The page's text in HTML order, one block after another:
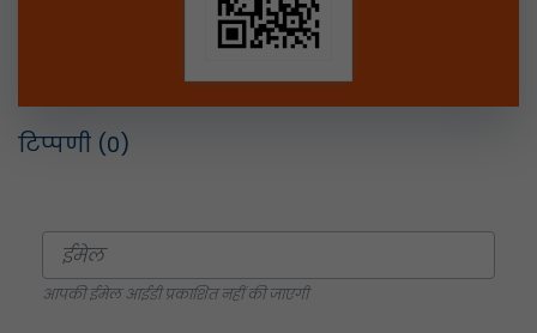
टिप्पणी (0)
आपकी ईमेल आईडी प्रकाशित नहीं की जाएगी